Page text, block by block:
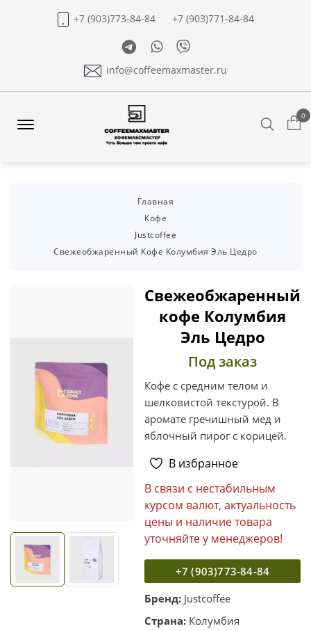
+7 (903)773-84-84
+7 (903)771-84-84
TelegramWhatsapp
Viber
info@coffeemaxmaster.ru
0
Главная
Кофе
Justcoffee
Свежеобжаренный Кофе Колумбия Эль Цедро
Свежеобжаренный
кофе Колумбия
Эль Цедро
Под заказ
Кофе с средним телом и
шелковистой текстурой. В
аромате гречишный мед и
яблочный пирог с корицей.
В избранное
В связи с нестабильным
курсом валют, актуальность
цены и наличие товара
уточняйте у менеджеров!
+7 (903)773-84-84
Бренд: Justcoffee
Страна: Колумбия